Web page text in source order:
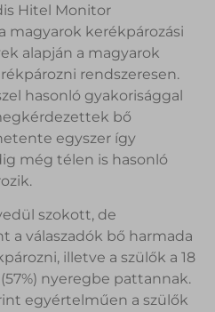
Hitel Monitor
magyarok kerékpározási
alapján a magyarok
rendszeresen.
hasonló gyakorisággal
bő
egyszer így
még télen is hasonló
szokott, de
a válaszadók bő harmada
illetve a szülők a 18
nyeregbe pattannak.
egyértelműen a szülők